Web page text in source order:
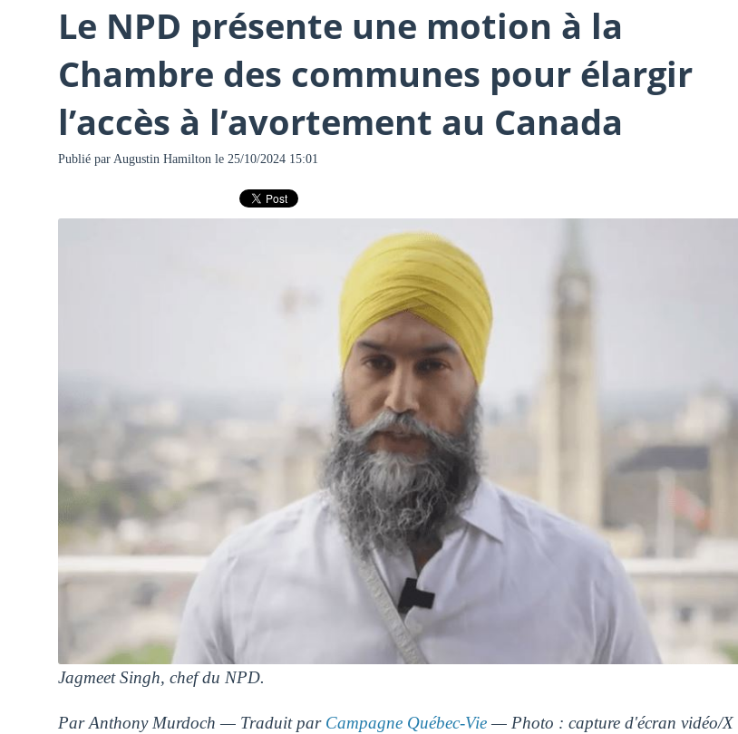
Le NPD présente une motion à la
Chambre des communes pour élargir
l’accès à l’avortement au Canada
Publié par Augustin Hamiltonle 25/10/2024 15:01
Jagmeet Singh, chef du NPD.
Par Anthony Murdoch — Traduit par Campagne Québec-Vie— Photo : capture d'écran vidéo/X